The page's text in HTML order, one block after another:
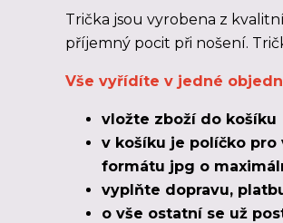
Trička jsou vyrobena z
příjemný pocit při nošení.
Vše vyřídíte v jedné
vložte zboží do košíku
v košíku je políčko pro
formátu jpg o
vyplňte dopravu,
o vše ostatní se už